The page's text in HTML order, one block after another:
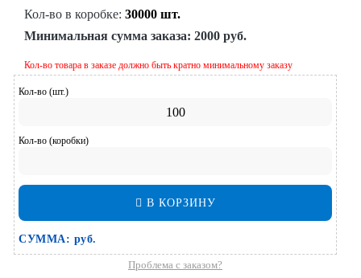
Кол-во в коробке: 30000 шт.
Минимальная сумма заказа: 2000 руб.
Кол-во товара в заказе должно быть кратно минимальному заказу
Кол-во (шт.)
Кол-во (коробки)
В КОРЗИНУ
СУММА: руб.
Проблема с заказом?